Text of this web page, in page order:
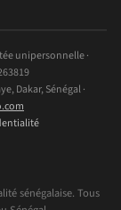
unipersonnelle ·
Dakar, Sénégal ·
sénégalaise. Tous